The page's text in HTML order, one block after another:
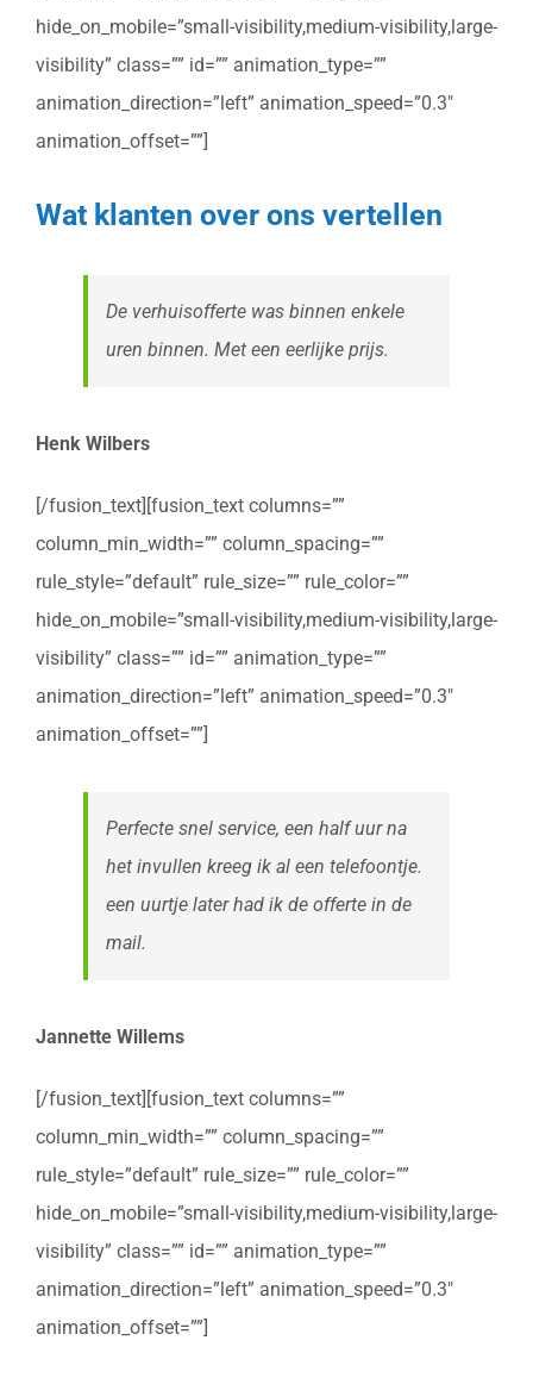
hide_on_mobile=”small-visibility,medium-visibility,large-
visibility” class=”” id=”” animation_type=””
animation_direction=”left” animation_speed=”0.3″
animation_offset=””]
Wat klanten over ons vertellen
De verhuisofferte was binnen enkele
uren binnen. Met een eerlijke prijs.
Henk Wilbers
[/fusion_text][fusion_text columns=””
column_min_width=”” column_spacing=””
rule_style=”default” rule_size=”” rule_color=””
hide_on_mobile=”small-visibility,medium-visibility,large-
visibility” class=”” id=”” animation_type=””
animation_direction=”left” animation_speed=”0.3″
animation_offset=””]
Perfecte snel service, een half uur na
het invullen kreeg ik al een telefoontje.
een uurtje later had ik de offerte in de
mail.
Jannette Willems
[/fusion_text][fusion_text columns=””
column_min_width=”” column_spacing=””
rule_style=”default” rule_size=”” rule_color=””
hide_on_mobile=”small-visibility,medium-visibility,large-
visibility” class=”” id=”” animation_type=””
animation_direction=”left” animation_speed=”0.3″
animation_offset=””]